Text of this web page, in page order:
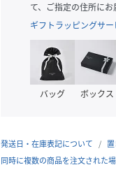
て、ご指定の住所にお
ギフトラッピングサ
バッグ ボックス
発送日・在庫表記について
同時に複数の商品を注文された